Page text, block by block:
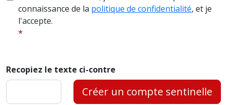
connaissance de la politique de confidentialité, et je
l'accepte.
Recopiez le texte ci-contre
Créer un compte sentinelle